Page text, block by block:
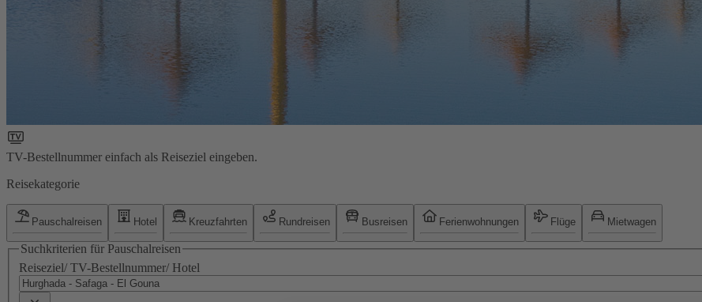
TV-Bestellnummer einfach als Reiseziel eingeben.
Reisekategorie
Pauschalreisen Hotel Kreuzfahrten Rundreisen Busreisen Ferienwohnungen Flüge Mietwagen
Suchkriterien für Pauschalreisen
Reiseziel/ TV-Bestellnummer/ Hotel